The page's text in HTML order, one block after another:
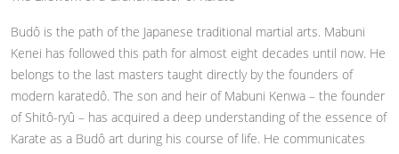
Budô is the path of the Japanese traditional martial arts. Mabuni
Kenei has followed this path for almost eight decades until now. He
belongs to the last masters taught directly by the founders of
modern karatedô. The son and heir of Mabuni Kenwa – the founder
of Shitô-ryû – has acquired a deep understanding of the essence of
Karate as a Budô art during his course of life. He communicates